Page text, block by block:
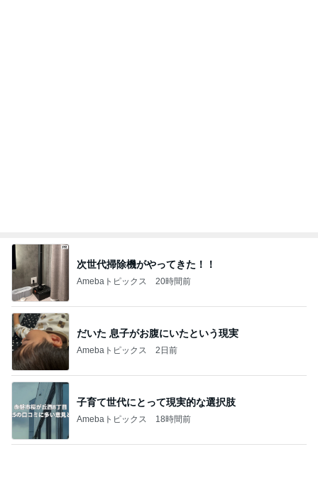
次世代掃除機がやってきた！！
Amebaトピックス 20時間前
だいた 息子がお腹にいたという現実
Amebaトピックス 2日前
子育て世代にとって現実的な選択肢
Amebaトピックス 18時間前